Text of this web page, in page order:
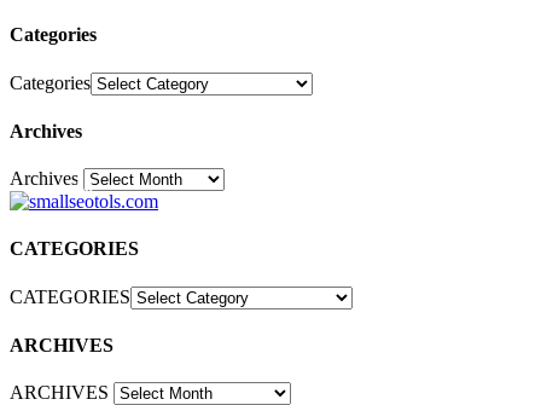
Categories
Categories
Archives
Archives30
CATEGORIES
CATEGORIES
ARCHIVES
ARCHIVES